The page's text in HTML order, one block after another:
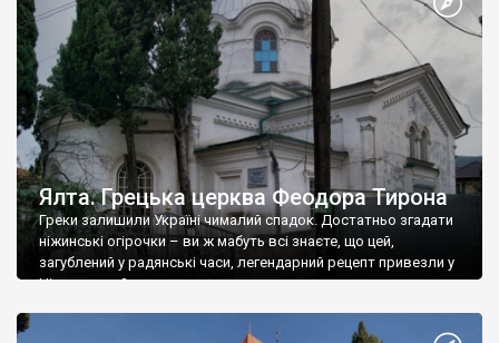
Ялта. Грецька церква Феодора Тирона
Греки залишили Україні чималий спадок. Достатньо згадати
ніжинські огірочки – ви ж мабуть всі знаєте, що цей,
загублений у радянські часи, легендарний рецепт привезли у
Ніжин греки?